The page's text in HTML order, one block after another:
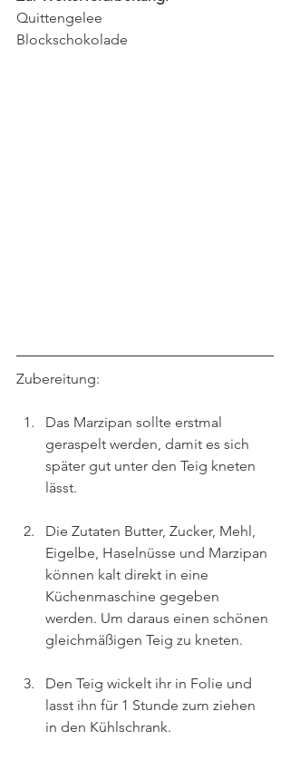
Quittengelee
Blockschokolade
Zubereitung:
Das Marzipan sollte erstmal
geraspelt werden, damit es sich
später gut unter den Teig kneten
lässt.
Die Zutaten Butter, Zucker, Mehl,
Eigelbe, Haselnüsse und Marzipan
können kalt direkt in eine
Küchenmaschine gegeben
werden. Um daraus einen schönen
gleichmäßigen Teig zu kneten.
Den Teig wickelt ihr in Folie und
lasst ihn für 1 Stunde zum ziehen
in den Kühlschrank.